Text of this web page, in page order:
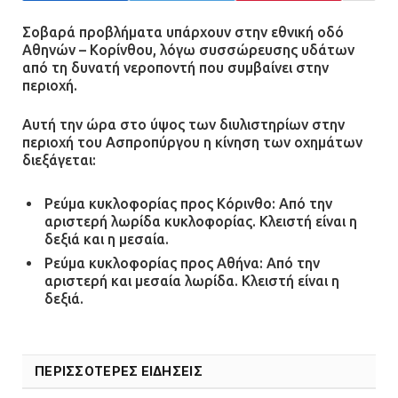
Άργος: Στη φυλακή οι δύο
με αναπηρία
Ένα πουλί «υπεύθυνο» για την
πρωινή διακοπή ρεύματος στη
Μάνδρα
09.07.2026 | 11:12
09.07.2026 | 09:19
Σοβαρά προβλήματα υπάρχουν στην εθνική οδό
Αθηνών – Κορίνθου, λόγω συσσώρευσης υδάτων
από τη δυνατή νεροποντή που συμβαίνει στην
περιοχή.
Αυτή την ώρα στο ύψος των διυλιστηρίων στην
περιοχή του Ασπροπύργου η κίνηση των οχημάτων
διεξάγεται:
Ρεύμα κυκλοφορίας προς Κόρινθο: Από την
αριστερή λωρίδα κυκλοφορίας. Κλειστή είναι η
δεξιά και η μεσαία.
Ρεύμα κυκλοφορίας προς Αθήνα: Από την
αριστερή και μεσαία λωρίδα. Κλειστή είναι η
δεξιά.
ΠΕΡΙΣΣΟΤΕΡΕΣ ΕΙΔΗΣΕΙΣ